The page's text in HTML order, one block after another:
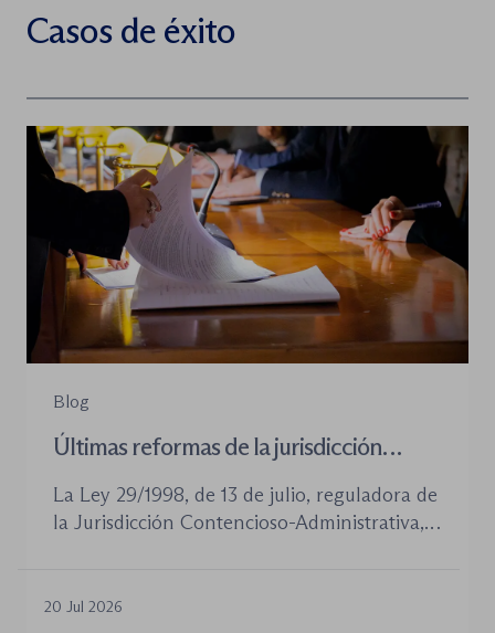
Casos de éxito
Blog
Últimas reformas de la jurisdicción
La Ley 29/1998, de 13 de julio, reguladora de
la Jurisdicción Contencioso-Administrativa,
aprobadas en los últimos años no han
20 Jul 2026